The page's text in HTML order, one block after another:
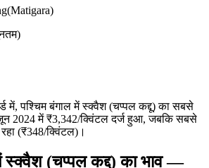
में, पश्चिम बंगाल में स्क्वैश (चप्पल कद्दू) का सबसे
2024 में ₹3,342/क्विंटल दर्ज हुआ, जबकि सबसे
रहा (₹348/क्विंटल)।
(चप्पल कद्दू) का भाव —